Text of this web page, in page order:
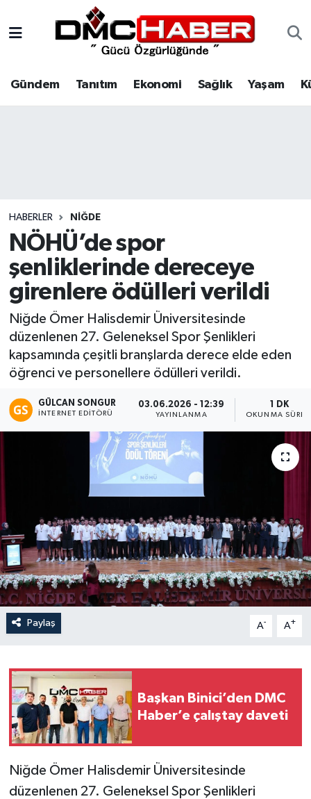
Gündem Tanıtım Ekonomi Sağlık Yaşam
HABERLER NIĞDE
NÖHÜ’de spor
şenliklerinde dereceye
girenlere ödülleri verildi
Niğde Ömer Halisdemir Üniversitesinde
düzenlenen 27. Geleneksel Spor Şenlikleri
kapsamında çeşitli branşlarda derece elde eden
öğrenci ve personellere ödülleri verildi.
GÜLCAN SONGUR
İNTERNET EDITÖRÜ
03.06.2026 - 12:39
YAYINLANMA
1 DK
OKUNMA
Paylaş A- A+
Başkan Binici’den DMC
Haber’e çalıştay daveti
Niğde Ömer Halisdemir Üniversitesinde
düzenlenen 27. Geleneksel Spor Şenlikleri
Tanıtım
Kültür
Spor
Siyaset
Eğitim
Teknoloji
Asayiş
Resmi İlan
Nöbetçi Eczaneler
Hava Durumu
Son Dakika Haberleri
Haber Arşivi